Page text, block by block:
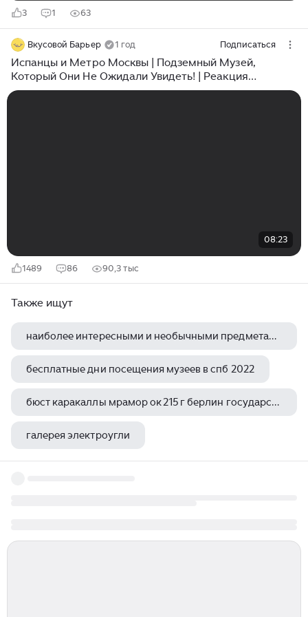
3 1 63
Вкусовой Барьер 1 год Подписаться
Испанцы и Метро Москвы | Подземный Музей,
Который Они Не Ожидали Увидеть! | Реакция
Испанцев
08:23
1489 86 90,3 тыс
Также ищут
наиболее интересными и необычными предметами в музее
бесплатные дни посещения музеев в спб 2022
бюст каракаллы мрамор ок 215 г берлин государственные музеи
галерея электроугли